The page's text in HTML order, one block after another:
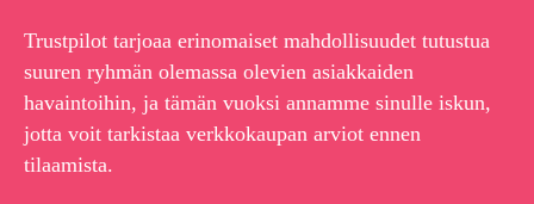
Trustpilot tarjoaa erinomaiset mahdollisuudet tutustua
suuren ryhmän olemassa olevien asiakkaiden
havaintoihin, ja tämän vuoksi annamme sinulle iskun,
jotta voit tarkistaa verkkokaupan arviot ennen
tilaamista.